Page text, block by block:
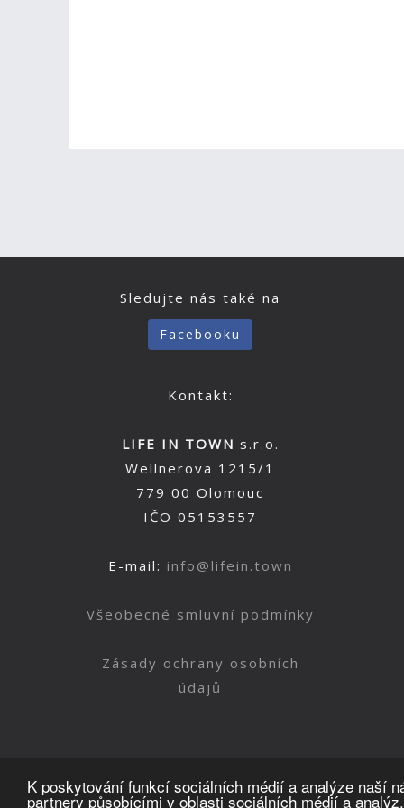
K poskytování funkcí sociálních médií a analýze naší
partnery působícími v oblasti sociálních médií a analýz.
Sledujte nás také na
Facebooku
Kontakt:
LIFE IN TOWN s.r.o.
Wellnerova 1215/1
779 00 Olomouc
IČO 05153557
E-mail: info@lifein.town
Všeobecné smluvní podmínky
Zásady ochrany osobních
údajů